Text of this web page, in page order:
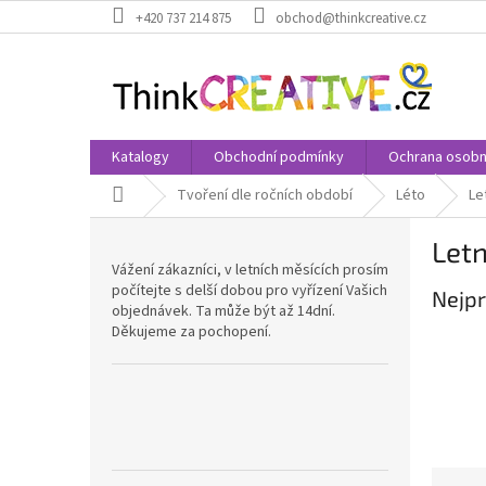
na
+420 737 214 875 obchod@thinkcreative.cz
Katalogy Obchodní podmínky Ochrana
Domů Tvoření dle ročních období Léto
Vážení zákazníci, v letních měsících prosím
počítejte s delší dobou pro vyřízení Vašich
objednávek. Ta může být až 14dní.
Děkujeme za pochopení.